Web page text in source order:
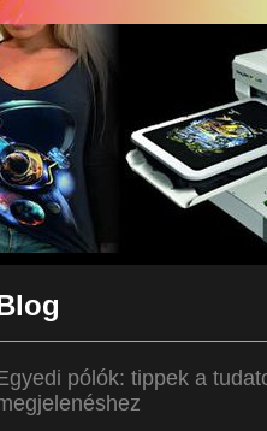
pólók: tippek a